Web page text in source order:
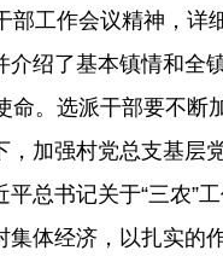
工作会议精神，详
绍了基本镇情和全
。选派干部要不断
加强村党总支基层
总书记关于“三农”
体经济，以扎实的